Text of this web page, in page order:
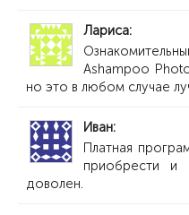
Лариса
Ashampoo
но это в любом случае
Иван
Платная
приобрести и
доволен.